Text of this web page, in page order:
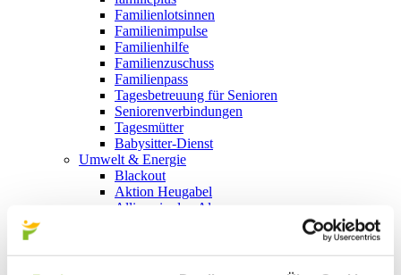
Familienlotsinnen
Familienimpulse
Familienhilfe
Familienzuschuss
Familienpass
Tagesbetreuung für Senioren
Seniorenverbindungen
Tagesmütter
Babysitter-Dienst
Umwelt & Energie
Blackout
Aktion Heugabel
Allianz in den Alpen
Klimabündnis
Landschaftsentwicklungskonzept